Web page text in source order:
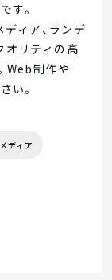
す。
ィア、ランデ
オリティの高
Web制作や
い。
ディア